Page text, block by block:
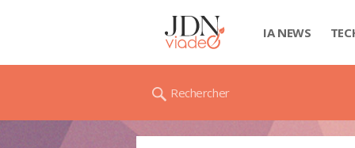
IA NEWS
Rechercher